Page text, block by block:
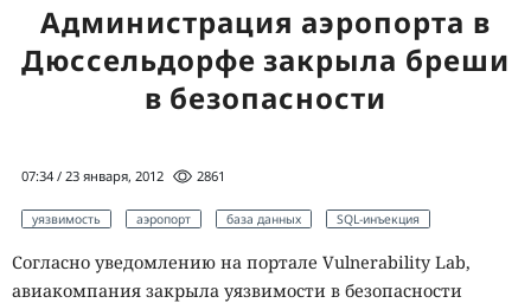
Администрация аэропорта в
Дюссельдорфе закрыла бреши
в безопасности
07:34 / 23 января, 2012 2861
уязвимость аэропорт база данных SQL-инъекция
Согласно уведомлению на портале Vulnerability Lab,
авиакомпания закрыла уязвимости в безопасности